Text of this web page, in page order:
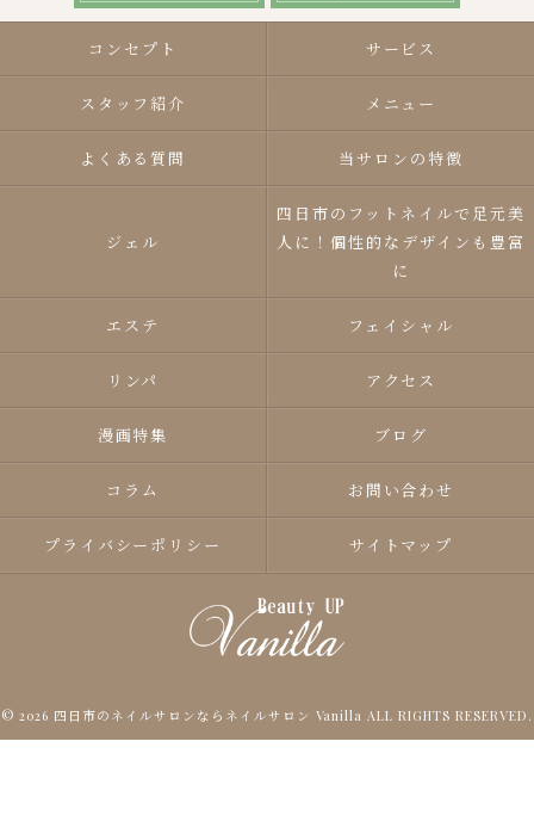
コンセプト サービス
スタッフ紹介 メニュー
よくある質問 当サロンの特徴
ジェル
四日市のフットネイルで足元美
人に！個性的なデザインも豊富
に
エステ フェイシャル
リンパ アクセス
漫画特集 ブログ
コラム お問い合わせ
プライバシーポリシー サイトマップ
© 2026 四日市のネイルサロンならネイルサロン Vanilla ALL RIGHTS RESERVED.